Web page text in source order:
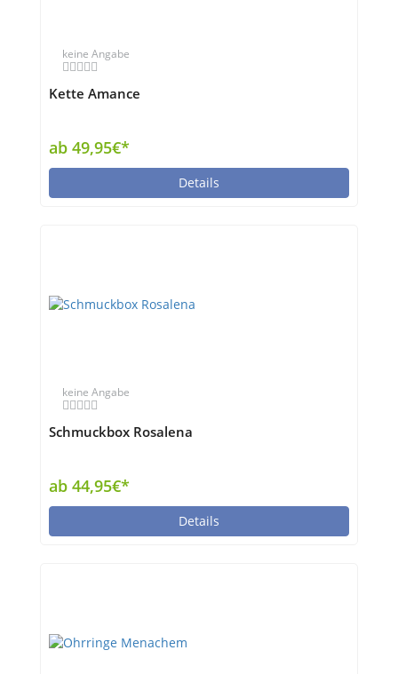
keine Angabe
Kette Amance
ab 49,95€*
Details
keine Angabe
Schmuckbox Rosalena
ab 44,95€*
Details